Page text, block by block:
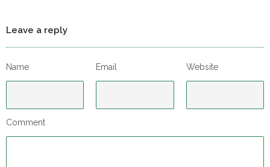
Leave a reply
Name Email Website
Comment